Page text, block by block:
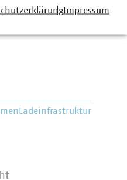
Ladeinfrastruktur
Impressum